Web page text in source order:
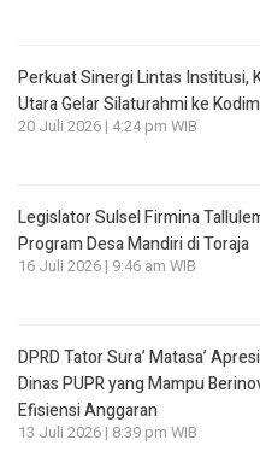
Perkuat Sinergi Lintas Institusi,
Utara Gelar Silaturahmi ke
20 Juli 2026 | 4:24 pm WIB
Legislator Sulsel Firmina
Program Desa Mandiri di Toraja
16 Juli 2026 | 9:46 am WIB
DPRD Tator Sura’ Matasa’
Dinas PUPR yang Mampu
Efisiensi Anggaran
13 Juli 2026 | 8:39 pm WIB